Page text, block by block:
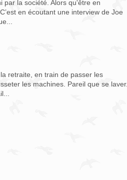
par la société. Alors qu'être en
en écoutant une interview de Joe
retraite, en train de passer les
les machines. Pareil que se laver.